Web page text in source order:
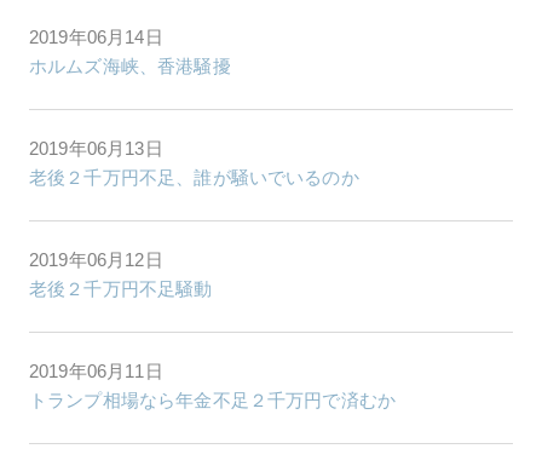
2019年06月14日
ホルムズ海峡、香港騒擾
2019年06月13日
老後２千万円不足、誰が騒いでいるのか
2019年06月12日
老後２千万円不足騒動
2019年06月11日
トランプ相場なら年金不足２千万円で済むか